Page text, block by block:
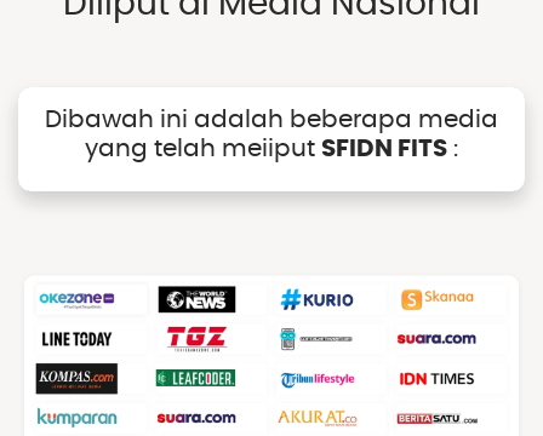
Dibawah ini adalah beberapa media
yang telah meiiput SFIDN FITS :